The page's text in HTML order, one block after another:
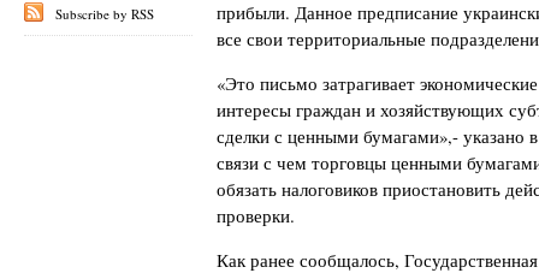
прибыли. Данное предписание
все свои территориальные
«Это письмо затрагивает
интересы граждан и хозяйствующих
сделки с ценными бумагами»,-
связи с чем торговцы ценными
обязать налоговиков приостановить
проверки.
Как ранее сообщалось,
Subscribe by RSS